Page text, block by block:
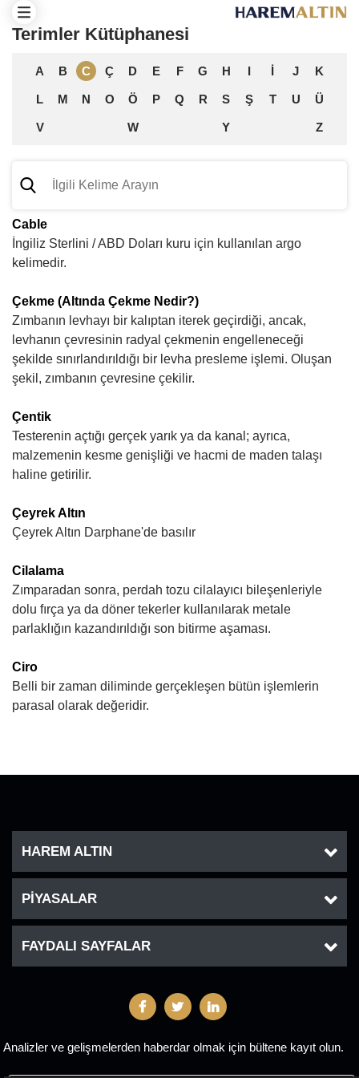
Terimler Kütüphanesi
A B C Ç D E F G H I İ J K
L M N O Ö P Q R S Ş T U Ü
V W Y Z
Cable
İngiliz Sterlini / ABD Doları kuru için kullanılan argo
kelimedir.
Çekme (Altında Çekme Nedir?)
Zımbanın levhayı bir kalıptan iterek geçirdiği, ancak,
levhanın çevresinin radyal çekmenin engelleneceği
şekilde sınırlandırıldığı bir levha presleme işlemi. Oluşan
şekil, zımbanın çevresine çekilir.
Çentik
Testerenin açtığı gerçek yarık ya da kanal; ayrıca,
malzemenin kesme genişliği ve hacmi de maden talaşı
haline getirilir.
Çeyrek Altın
Çeyrek Altın Darphane'de basılır
Cilalama
Zımparadan sonra, perdah tozu cilalayıcı bileşenleriyle
dolu fırça ya da döner tekerler kullanılarak metale
parlaklığın kazandırıldığı son bitirme aşaması.
Ciro
Belli bir zaman diliminde gerçekleşen bütün işlemlerin
parasal olarak değeridir.
HAREM ALTIN
PİYASALAR
FAYDALI SAYFALAR
Analizler ve gelişmelerden haberdar olmak için bültene kayıt olun.